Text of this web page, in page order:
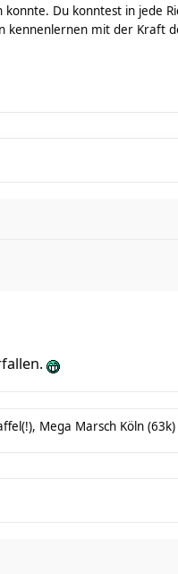
Du konntest in jede
kennenlernen mit der Kraft
Mega Marsch Köln